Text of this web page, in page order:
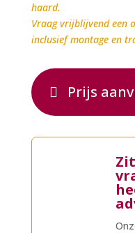
haard.
Vraag vrijblijvend een
inclusief montage en
Prijs